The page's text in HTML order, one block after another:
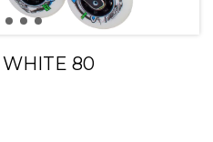
WHITE 80